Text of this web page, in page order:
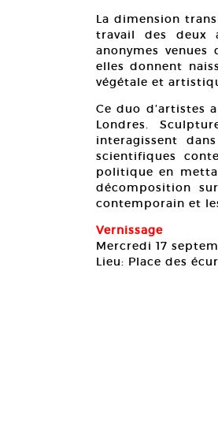
La dimension
travail des deux
anonymes
elles donnent
végétale et
Ce duo d’artistes
Londres.
interagissent
scientifiques
politique en
décomposition
contemporain et
Vernissage
Mercredi 17
Lieu: Place des